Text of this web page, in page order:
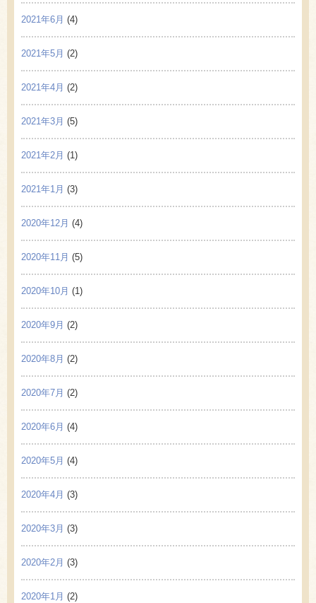
2021年6月 (4)
2021年5月 (2)
2021年4月 (2)
2021年3月 (5)
2021年2月 (1)
2021年1月 (3)
2020年12月 (4)
2020年11月 (5)
2020年10月 (1)
2020年9月 (2)
2020年8月 (2)
2020年7月 (2)
2020年6月 (4)
2020年5月 (4)
2020年4月 (3)
2020年3月 (3)
2020年2月 (3)
2020年1月 (2)